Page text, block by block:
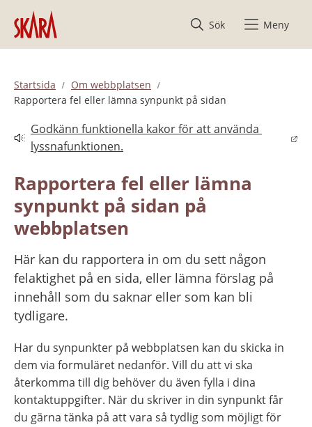
Hoppa till innehåll
Sök
Meny
Startsida
Om webbplatsen
Rapportera fel eller lämna synpunkt på sidan
Godkänn funktionella kakor för att använda
lyssnafunktionen.
Länk till annan webbplats.
Rapportera fel eller lämna
synpunkt på sidan på
webbplatsen
Här kan du rapportera in om du sett någon
felaktighet på en sida, eller lämna förslag på
innehåll som du saknar eller som kan bli
tydligare.
Har du synpunkter på webbplatsen kan du skicka in
dem via formuläret nedanför. Vill du att vi ska
återkomma till dig behöver du även fylla i dina
kontaktuppgifter. När du skriver in din synpunkt får
du gärna tänka på att vara så tydlig som möjligt för